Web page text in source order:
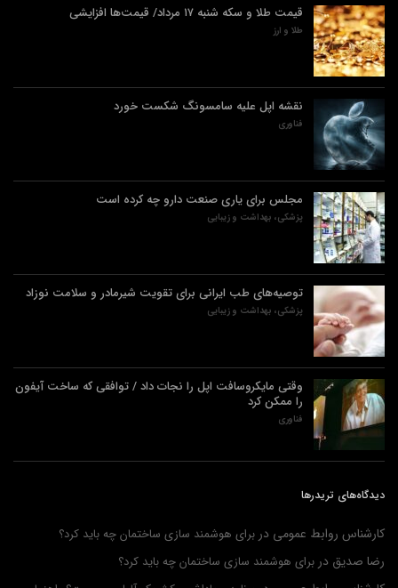
قیمت طلا و سکه شنبه ۱۷ مرداد/ قیمت‌ها افزایشی
طلا و ارز
نقشه اپل علیه سامسونگ شکست خورد
فناوری
مجلس برای یاری صنعت دارو چه کرده است
پزشکی، بهداشت و زیبایی
توصیه‌های طب ایرانی برای تقویت شیرمادر و سلامت نوزاد
پزشکی، بهداشت و زیبایی
وقتی مایکروسافت اپل را نجات داد / توافقی که ساخت آیفون
را ممکن کرد
فناوری
دیدگاه‌های تریدرها
کارشناس روابط عمومی در برای هوشمند سازی ساختمان چه باید کرد؟
رضا صدیق در برای هوشمند سازی ساختمان چه باید کرد؟